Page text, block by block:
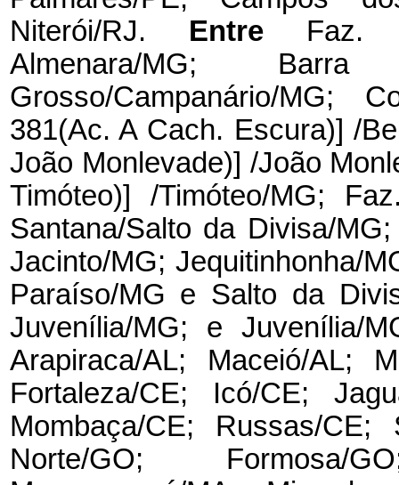
Niterói/RJ. Entre Faz.
Almenara/MG; Barra
Grosso/Campanário/MG;
381(Ac. A Cach. Escura)] /
João Monlevade)] /João
Timóteo)] /Timóteo/MG;
Santana/Salto da Divisa/
Jacinto/MG; Jequitinhonha/
Paraíso/MG e Salto da
Juvenília/MG; e Juvenília/
Arapiraca/AL; Maceió/AL;
Fortaleza/CE; Icó/CE;
Mombaça/CE; Russas/
Norte/GO; Formosa/